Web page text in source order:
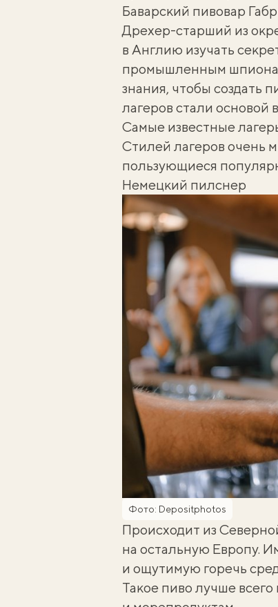
Баварский пивовар
Дрехер-старший из
в Англию изучать
промышленным
знания, чтобы создать
лагеров стали основой
Самые известные
Стилей лагеров очень
пользующиеся
Немецкий пилснер
Фото: Depositphotos
Происходит из
на остальную Европу.
и ощутимую горечь
Такое пиво лучше